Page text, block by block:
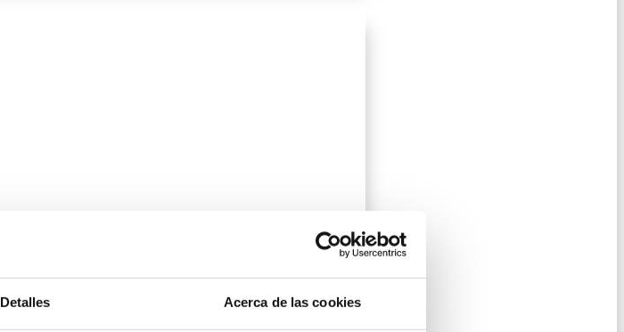
Detalles Acerca de las cookies